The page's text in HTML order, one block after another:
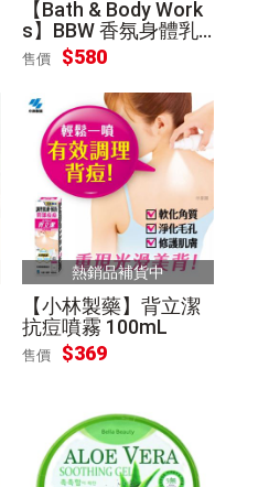
【Bath & Body Work
s】BBW 香氛身體乳
液236ml 任選 [平輸]
售價 $580
熱銷品補貨中
【小林製藥】背立潔
抗痘噴霧 100mL
售價 $369